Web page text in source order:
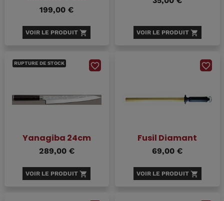
199,00 €
VOIR LE PRODUIT shopping_cart VOIR LE PRODUIT shopping_cart
Yanagiba 24cm
289,00 €
VOIR LE PRODUIT shopping_cart
RUPTURE DE STOCK favorite_border
Fusil Diamant
69,00 €
VOIR LE PRODUIT shopping_cart
favorite_border